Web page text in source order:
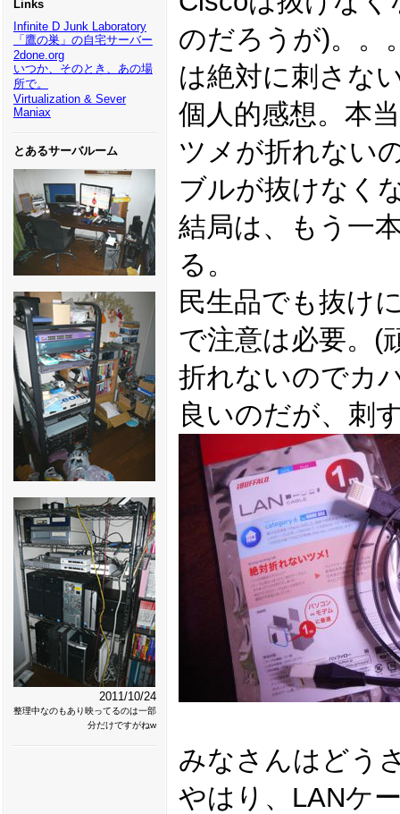
Links
Infinite D Junk Laboratory
「鷹の巣」の自宅サーバー
2done.org
いつか、そのとき、あの場
所で。
Virtualization & Sever
Maniax
とあるサーバルーム
2011/10/24
整理中なのもあり映ってるのは一部
分だけですがねw
のだろうが)。。
は絶対に刺さな
個人的感想。本
ツメが折れない
ブルが抜けなく
結局は、もう一
る。
民生品でも抜け
で注意は必要。(
折れないのでカ
良いのだが、刺
みなさんはどう
やはり、LANケ